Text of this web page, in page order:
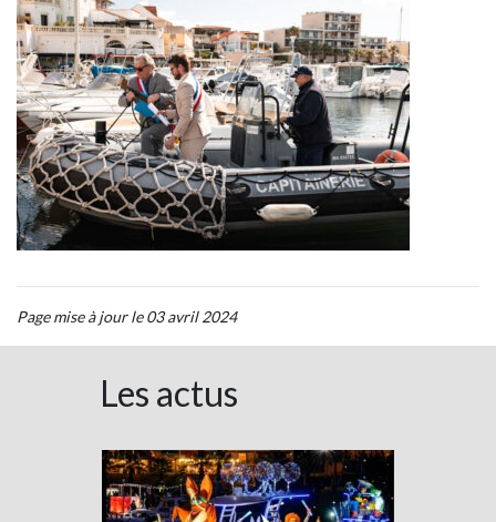
Page mise à jour le 03 avril 2024
Les actus